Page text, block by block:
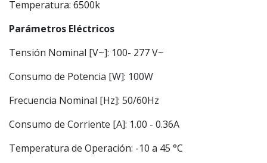
Temperatura: 6500k
Parámetros Eléctricos
Tensión Nominal [V~]: 100- 277 V~
Consumo de Potencia [W]: 100W
Frecuencia Nominal [Hz]: 50/60Hz
Consumo de Corriente [A]: 1.00 - 0.36A
Temperatura de Operación: -10 a 45 °C